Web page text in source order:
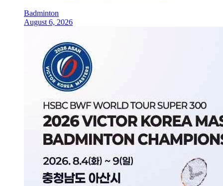
Badminton
August 6, 2026